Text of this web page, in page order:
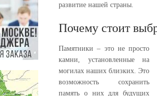
развитие нашей страны.
Почему стоит
Памятники – это не просто
камни, установленные на
могилах наших близких. Это
возможность сохранить
память о них для будущих